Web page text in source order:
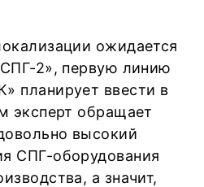
ожидается
2», первую линию
планирует ввести в
эксперт обращает
высокий
СПГ-оборудования
а значит,